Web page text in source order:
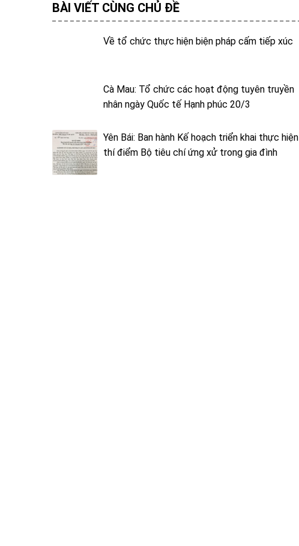
BÀI VIẾT CÙNG CHỦ ĐỀ
Về tổ chức thực hiện biện pháp cấm tiếp xúc
Cà Mau: Tổ chức các hoạt động tuyên truyền
nhân ngày Quốc tế Hạnh phúc 20/3
Yên Bái: Ban hành Kế hoạch triển khai thực hiện
thí điểm Bộ tiêu chí ứng xử trong gia đình